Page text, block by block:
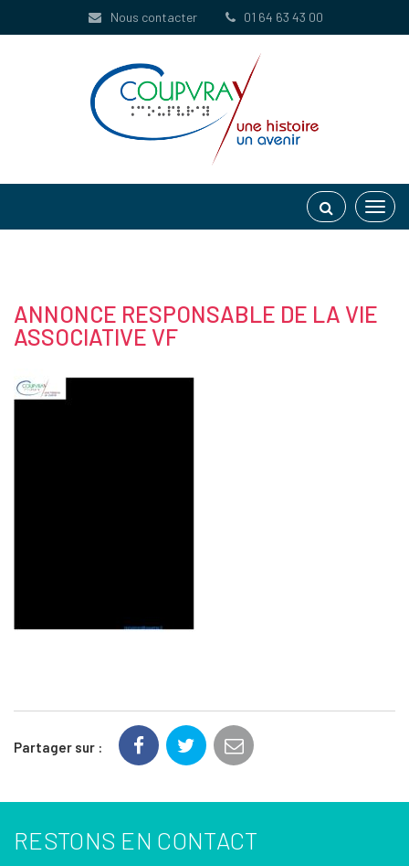
Nous contacter 01 64 63 43 00
ANNONCE RESPONSABLE DE LA VIE
ASSOCIATIVE VF
Partager sur :
RESTONS EN CONTACT